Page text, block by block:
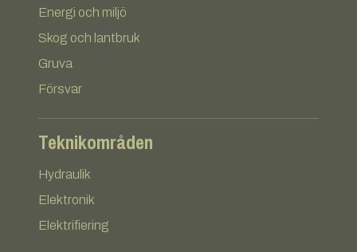
Energi och miljö
Skog och lantbruk
Gruva
Försvar
Teknikområden
Hydraulik
Elektronik
Elektrifiering